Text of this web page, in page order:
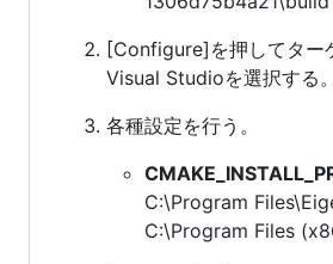
[Configure]を押してター
Visual Studioを選択する。
各種設定を行う。
C:\Program
C:\Program Files